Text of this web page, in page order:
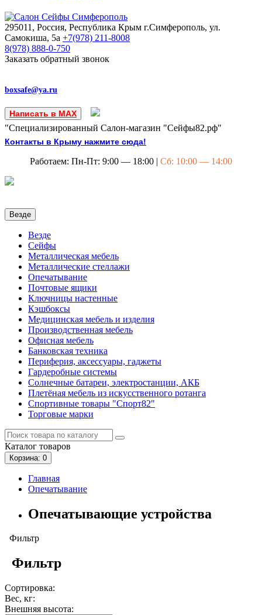
295011, Россия, Республика Крым г.Симферополь, ул.
Самокиша, 5а +7(978) 211-8008
8(978) 888-0-750
Заказать обратный звонок
boxsafe@ya.ru
Написать в MAX
"Специализированный Салон-магазин "Сейфы82.рф"
Контакты в Крыму нажмите сюда!
Работаем: Пн-Пт: 9:00 — 18:00 | Сб: 10:00 — 14:00
Везде
Везде
Сейфы
Металлическая мебель
Металлические стеллажи
Опечатывание
Почтовые ящики
Ключницы настенные
Кэшбоксы
Медицинская мебель и изделия
Производственная мебель
Офисная мебель
Банковская техника
Периферия, аксессуары, гаджеты
Гардеробные системы
Солнечные батареи, электростанции, АКБ
Плетёная мебель из искусственного ротанга
Спортивные товары "Спорт82"
Торговые марки
Каталог товаров
Корзина: 0
Главная
Опечатывание
Опечатывающие устройства
Фильтр
Фильтр
Сортировка:
Вес, кг:
Внешняя высота: